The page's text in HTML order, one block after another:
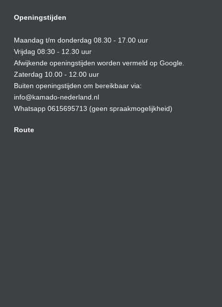
Openingstijden
Maandag t/m donderdag 08.30 - 17.00 uur
Vrijdag 08:30 - 12.30 uur
Afwijkende openingstijden worden vermeld op Google.
Zaterdag 10.00 - 12.00 uur
Buiten openingstijden om bereikbaar via:
info@kamado-nederland.nl
Whatsapp 0615695713 (geen spraakmogelijkheid)
Route